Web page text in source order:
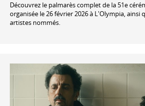
Découvrez le palmarès complet de la 51e
organisée le 26 février 2026 à L'Olympia, ainsi
artistes nommés.